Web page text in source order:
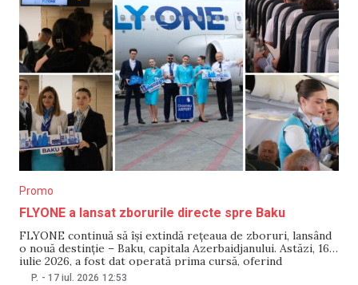
Promo
FLYONE a lansat zborurile directe spre Baku
FLYONE continuă să își extindă rețeaua de zboruri, lansând
o nouă destinție – Baku, capitala Azerbaidjanului. Astăzi, 16
iulie 2026, a fost dat operată prima cursă, oferind
pasagerilor o nouă oportunitate de a descoperi unul dintre
P. - 17 iul. 2026 12:53